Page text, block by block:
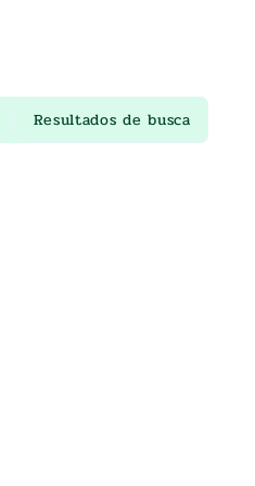
Resultados de busca